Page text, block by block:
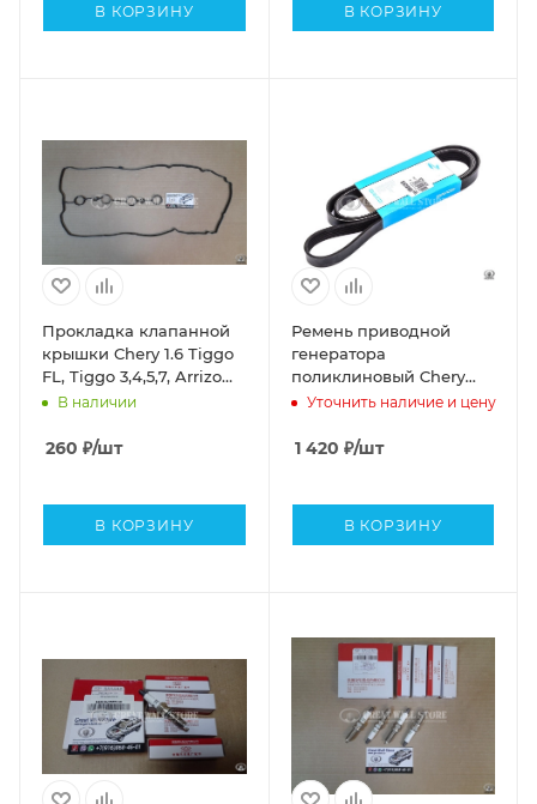
В КОРЗИНУ В КОРЗИНУ
Прокладка клапанной
крышки Chery 1.6 Tiggo
FL, Tiggo 3,4,5,7, Arrizo
(аналог)
В наличии
260 ₽/шт
В КОРЗИНУ
Ремень приводной
генератора
поликлиновый Chery
Tiggo 4, 5, 7, 7PRO, 8,
LX (Dayco аналог E4T15-
Уточнить наличие и цену
1 420 ₽/шт
В КОРЗИНУ